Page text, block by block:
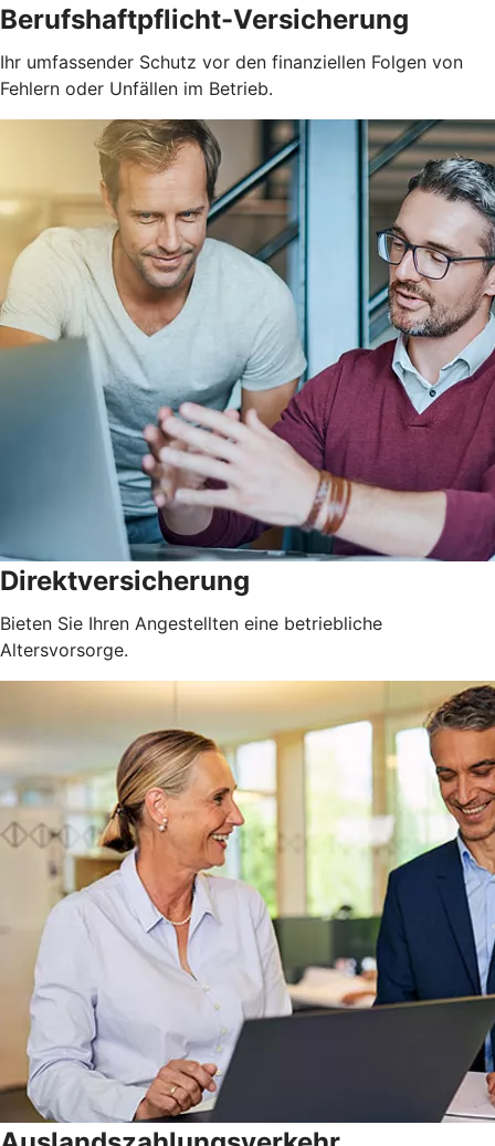
Berufshaftpflicht-Versicherung
Ihr umfassender Schutz vor den finanziellen Folgen von
Fehlern oder Unfällen im Betrieb.
Direktversicherung
Bieten Sie Ihren Angestellten eine betriebliche
Altersvorsorge.